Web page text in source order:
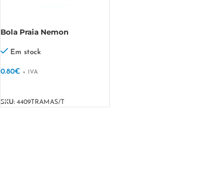
Bola Praia Nemon
Em stock
0.80€ + IVA
SKU: 4409TRAMAS/T